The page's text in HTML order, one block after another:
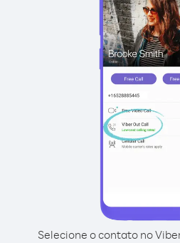
Selecione o contato no